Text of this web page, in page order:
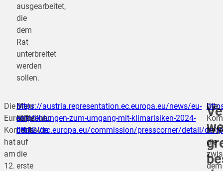
ausgearbeitet,
die
dem
Rat
unterbreitet
werden
sollen.
Die
Europäische
Kommission
hat
am
12.
Die
Mitteilung
geht
auf
die
erste
Mehr
dazu:
https://ec.europa.eu/commission/presscorner/detail/de/
https://austria.representation.ec.europa.eu/news/eu-
empfehlungen-zum-umgang-mit-klimarisiken-2024-
03-12_de
Die
die
dem